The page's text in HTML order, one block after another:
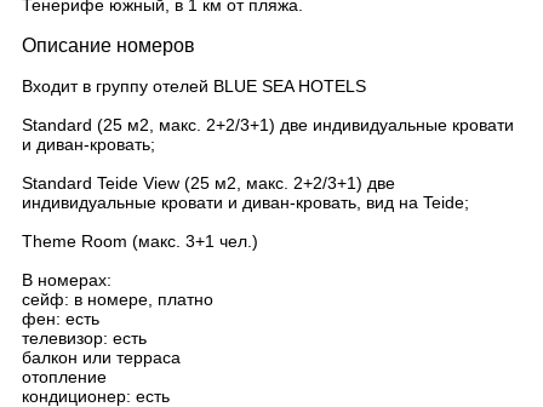
Тенерифе южный, в 1 км от пляжа.
Описание номеров
Входит в группу отелей BLUE SEA HOTELS
Standard (25 м2, макс. 2+2/3+1) две индивидуальные кровати
и диван-кровать;
Standard Teide View (25 м2, макс. 2+2/3+1) две
индивидуальные кровати и диван-кровать, вид на Teide;
Theme Room (макс. 3+1 чел.)
В номерах:
сейф: в номере, платно
фен: есть
телевизор: есть
балкон или терраса
отопление
кондиционер: есть